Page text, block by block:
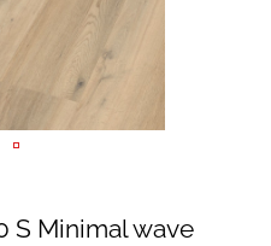
S Minimal wave